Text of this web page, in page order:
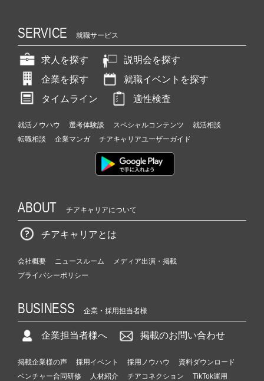
SERVICE 就職サービス
求人を探す
説明会を探す
企業を探す
就職イベントを探す
タイムライン
適性検査
就活ノウハウ 選考体験談 スペシャルコンテンツ
就活相談
転職相談
企業マンガ チアキャリアユーザーガイド
ABOUT チアキャリアについて
チアキャリアとは
会社概要 ニュースルーム
メディア出演・掲載
プライバシーポリシー
BUSINESS 企業・採用担当者様
企業担当者様へ 掲載のお問い合わせ
掲載企業様の声 採用イベント 採用ノウハウ
資料ダウンロード
ベンチャー合同研修
人材紹介 チアコネクション
TikTok運用